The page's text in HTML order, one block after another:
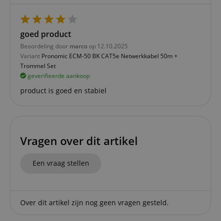
goed product
Beoordeling door marco op 12.10.2025
Variant Pronomic ECM-50 BK CAT5e Netwerkkabel 50m +
Trommel Set
geverifieerde aankoop
product is goed en stabiel
Vragen over dit artikel
Een vraag stellen
Over dit artikel zijn nog geen vragen gesteld.
Naam
CookieScriptConsent
FPGSID
.kirstein.nl
29 minuten